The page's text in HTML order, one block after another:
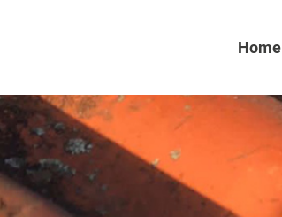
Home